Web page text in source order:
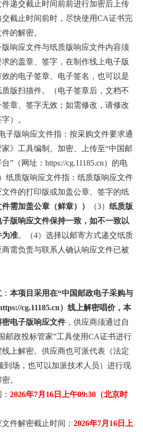
递交截止时间前前进行加密后上传
截止时间前时，尽快使用CA证书完
的解密。
版响应文件与纸质版响应文件内容须
的盖章、签字，在制作线上电子版
的电子签章、电子签名，也可以是
版扫描件。（电子签章后，文档不
章、签字无效；如需修改，请修改
）。
子版响应文件指：按采购文件要求通
》工具编制、加密、上传至“中国邮
”（网址：https://cg.11185.cn）的电
纸质版响应文件指：纸质版响应文件
件的打印版或加盖公章、签字的纸
件需加盖公章（鲜章）） （3） 纸质版
版响应文件保持一致，如不一致以
为准。（4）选择以邮寄方式递交纸质
需负责与联系人确认响应文件已被
本项目采用在“中国邮政电子采购与
cg.11185.cn）线上解密唱价，本
电子版响应文件，供应商须通过自
邮政投标管家”工具使用CA证书进行
上解密。供应商也可派代表（法定
到场，也可以加派技术人员）进行现
。
2026年7月16日上午09:30（北京时
件解密截止时间： 2026年7月16日上